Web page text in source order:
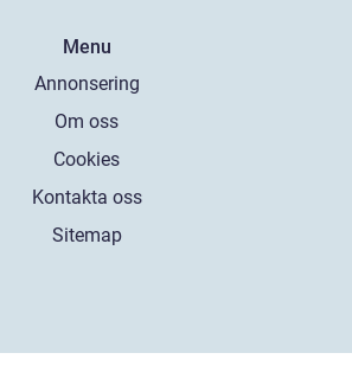
Menu
Annonsering
Om oss
Cookies
Kontakta oss
Sitemap